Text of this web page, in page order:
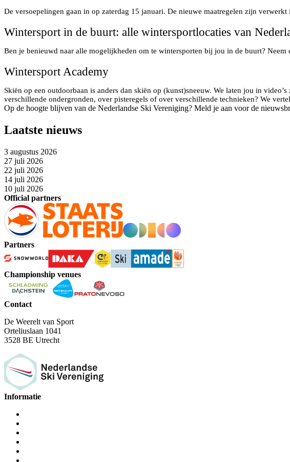
De versoepelingen gaan in op zaterdag 15 januari. De nieuwe maatregelen zijn
Wintersport in de buurt: alle wintersportlocaties van
Ben je benieuwd naar alle mogelijkheden om te wintersporten bij jou in de buurt? Neem
Wintersport Academy
Skiën op een outdoorbaan is anders dan skiën op (kunst)sneeuw. We laten jou in
verschillende ondergronden, over pisteregels of over verschillende technieken? We
Op de hoogte blijven van de Nederlandse Ski Vereniging? Meld je aan voor de
Laatste nieuws
3 augustus 2026
27 juli 2026
22 juli 2026
14 juli 2026
10 juli 2026
Official partners
Partners
Championship venues
Contact
De Weerelt van Sport
Orteliuslaan 1041
3528 BE Utrecht
Informatie